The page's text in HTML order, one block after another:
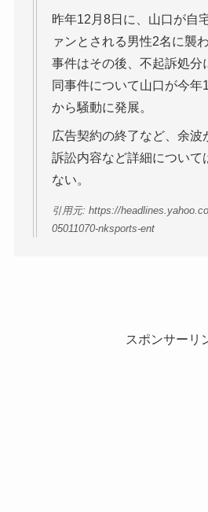
昨年12月8日に、山口が自
ァンとされる男性2名に襲
事件はその後、不起訴処分
同事件について山口が今年
から騒動に発展。
広告契約の終了など、余波
訴訟内容など詳細について
ない。
引用元: https://
05011070-nksports-ent
スポンサーリ